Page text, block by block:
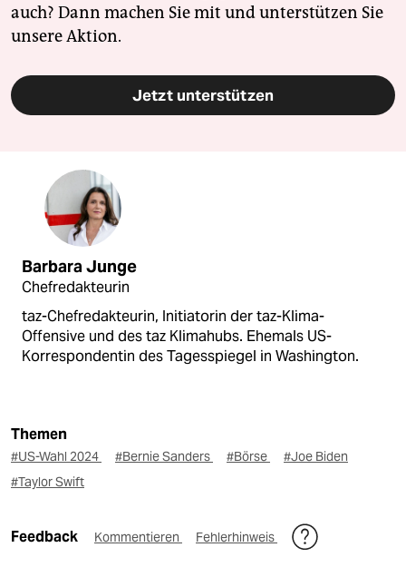
auch? Dann machen Sie mit und unterstützen Sie
unsere Aktion.
Jetzt unterstützen
Barbara Junge
Chefredakteurin
taz-Chefredakteurin, Initiatorin der taz-Klima-
Offensive und des taz Klimahubs. Ehemals US-
Korrespondentin des Tagesspiegel in Washington.
Themen
#US-Wahl 2024 #Bernie Sanders #Börse
#Joe Biden
#Taylor Swift
Feedback Kommentieren Fehlerhinweis